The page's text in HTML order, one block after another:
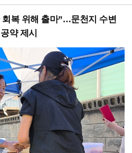
회복 위해 출마”…문천지 수변
약 제시